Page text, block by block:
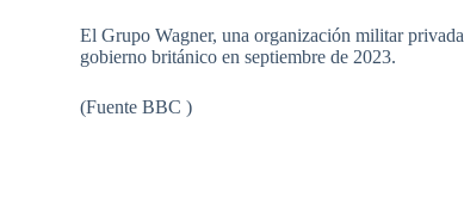
El Grupo Wagner, una organización militar
gobierno británico en septiembre de 2023.
(Fuente BBC )